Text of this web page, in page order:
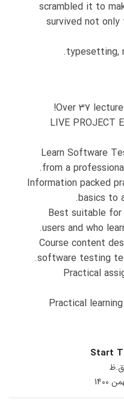
scrambled it to
survived not
typesetting,
Over 37
LIVE PROJECT
Learn Software
from a
Information packed
basics to
Best suitable for
users and who
Course content
software testing
Practical
Practical
Start